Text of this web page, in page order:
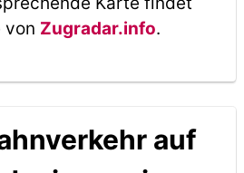
von Zugradar.info.
auf